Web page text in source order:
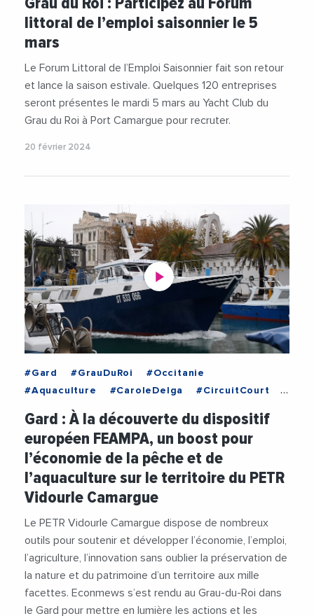
#ForumLittoral
#PaysDeLOr
#RobertCrauste
#StephanRossignol
#TerreDeCamargue
littoral de l’emploi saisonnier le 5
mars
Le Forum Littoral de l’Emploi Saisonnier fait son retour
et lance la saison estivale. Quelques 120 entreprises
seront présentes le mardi 5 mars au Yacht Club du
Grau du Roi à Port Camargue pour recruter.
20 février 2024
#Gard #GrauDuRoi
#Occitanie
#Aquaculture
#CaroleDelga
#CircuitCourt
#Ecologie
#Label
#MairieDuGrauDuRoi
#Peche
#PETRVidourleCamargue
#PierreMartinez
#RegionOccitanie1
#Restauration
#RobertCrauste
#TerreDeCamargue #Videos
Gard : À la découverte du dispositif
européen FEAMPA, un boost pour
l’économie de la pêche et de
l’aquaculture sur le territoire du PETR
Vidourle Camargue
Le PETR Vidourle Camargue dispose de nombreux
outils pour soutenir et développer l’économie, l’emploi,
l’agriculture, l’innovation sans oublier la préservation de
la nature et du patrimoine d’un territoire aux mille
facettes. Econmews s’est rendu au Grau-du-Roi dans
le Gard pour mettre en lumière les actions et les